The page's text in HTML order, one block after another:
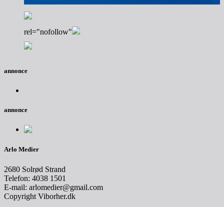
rel="nofollow"
annonce
annonce
Arlo Medier
2680 Solrød Strand
Telefon: 4038 1501
E-mail: arlomedier@gmail.com
Copyright Viborher.dk